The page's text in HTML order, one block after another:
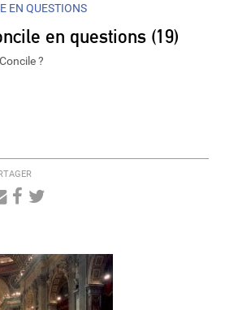
EN QUESTIONS
en questions (19)
?